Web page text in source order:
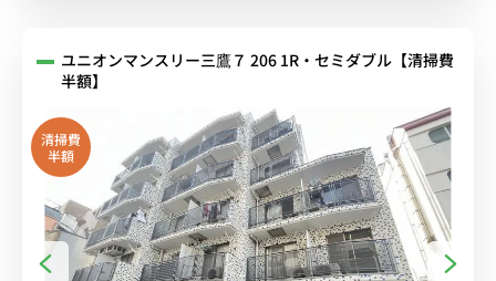
ユニオンマンスリー三鷹７ 206 1R・セミダブル【清掃費
半額】
清掃費
半額